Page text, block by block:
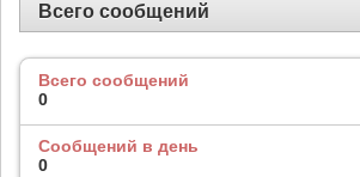
Всего сообщений
Всего сообщений
0
Сообщений в день
0